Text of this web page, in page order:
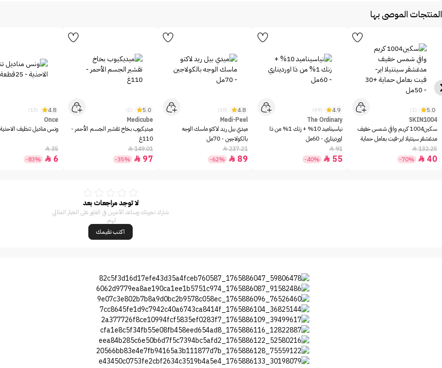
المنتجات الموصى بها
5.0
(1)
SKIN1004
سكين1004 كريم واقي شمس خفيف
مدغشقر سينتيلا اير-فيت بعامل حماية
+30 - 50مل
132.25

40

-70%
4.9
(69)
The Ordinary
نياسيناميد 10% + زنك 1% من ذا
اورديناري - 60مل
91

55

-40%
4.8
(10)
Medi-Peel
ميدي بيل ريد لاكتو ماسك الوجه
بالكولاجين - 70مل
237.21

89

-62%
5.0
(2)
Medicube
ميديكيوب بخاخ تقشير الجسم الأحمر -
110غ
149.01

97

-35%
4.8
(13)
Once
ونس مناديل تنظيف الاحذية -
35

6

-83%
لا توجد مراجعات بعد
شارك تجربتك وساعد الآخرين في العثور على الخيار المثالي
لهم.
اكتب تقيمك